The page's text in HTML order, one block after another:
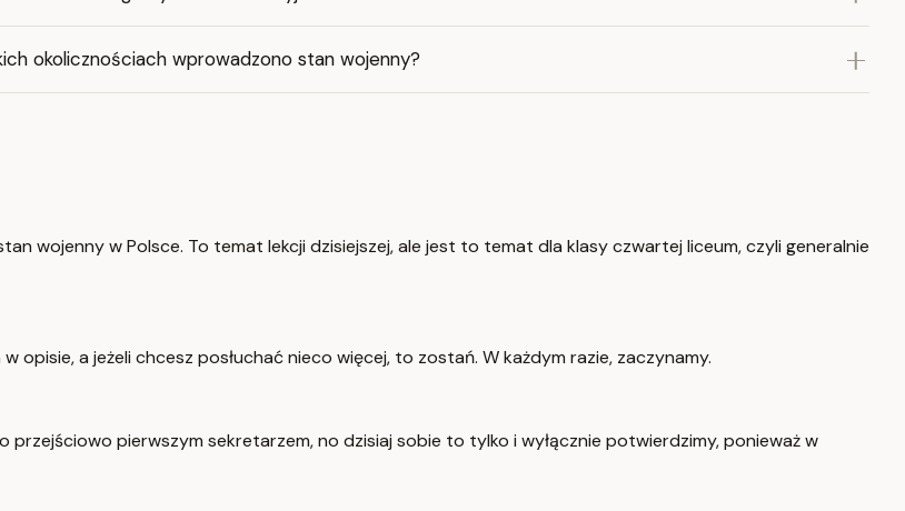
okolicznościach wprowadzono stan wojenny?
wojenny w Polsce. To temat lekcji dzisiejszej, ale jest to temat dla klasy czwartej liceum, czyli generalnie
opisie, a jeżeli chcesz posłuchać nieco więcej, to zostań. W każdym razie, zaczynamy.
przejściowo pierwszym sekretarzem, no dzisiaj sobie to tylko i wyłącznie potwierdzimy, ponieważ w